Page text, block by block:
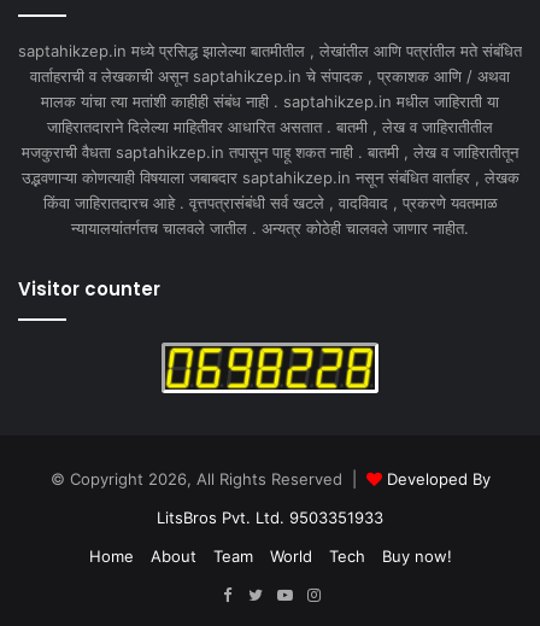
saptahikzep.in मध्ये प्रसिद्ध झालेल्या बातमीतील , लेखांतील आणि पत्रांतील मते संबंधित
वार्ताहराची व लेखकाची असून saptahikzep.in चे संपादक , प्रकाशक आणि / अथवा
मालक यांचा त्या मतांशी काहीही संबंध नाही . saptahikzep.in मधील जाहिराती या
जाहिरातदाराने दिलेल्या माहितीवर आधारित असतात . बातमी , लेख व जाहिरातीतील
मजकुराची वैधता saptahikzep.in तपासून पाहू शकत नाही . बातमी , लेख व जाहिरातीतून
उद्भवणाऱ्या कोणत्याही विषयाला जबाबदार saptahikzep.in नसून संबंधित वार्ताहर , लेखक
किंवा जाहिरातदारच आहे . वृत्तपत्रासंबंधी सर्व खटले , वादविवाद , प्रकरणे यवतमाळ
न्यायालयांतर्गतच चालवले जातील . अन्यत्र कोठेही चालवले जाणार नाहीत.
Visitor counter
© Copyright 2026, All Rights Reserved |
Developed By
LitsBros Pvt. Ltd. 9503351933
Home
About Team World Tech
Buy now!
FacebookTwitterYouTubeInstagram